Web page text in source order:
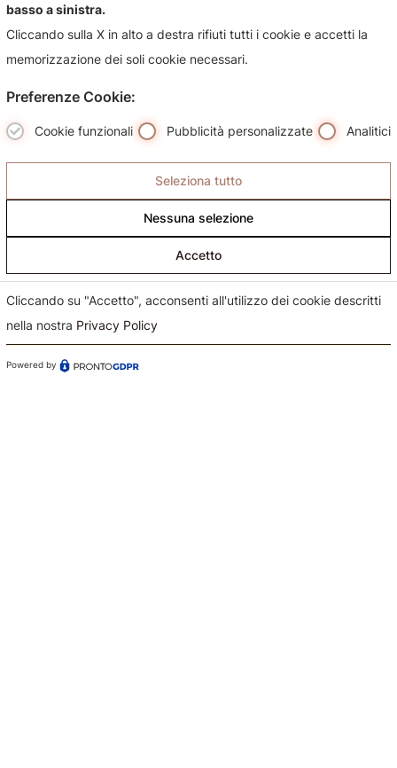
Confermo di aver preso visione dell'informativa sul
trattamento dei dati ai sensi dell'art. 13 del Regolamento
basso a sinistra.
Cliccando sulla X in alto a destra rifiuti tutti i cookie e accetti la
memorizzazione dei soli cookie necessari.
Preferenze Cookie:
Cookie funzionali Pubblicità personalizzate Analitici
Seleziona tutto
Nessuna selezione
Accetto
Cliccando su "Accetto", acconsenti all'utilizzo dei cookie descritti
nella nostra Privacy Policy
Powered by